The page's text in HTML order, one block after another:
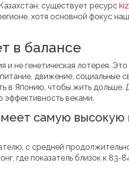
существует ресурс
хотя основной фокус
в балансе
и не генетическая лотерея.
движение, социальные
в Японию, чтобы жить дольше.
эффективность веками.
самую
с средней
где показатель близок к 83-